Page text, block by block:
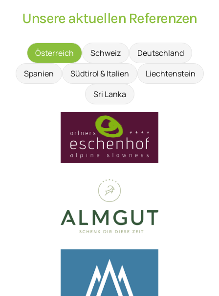
Unsere aktuellen Referenzen
Österreich Schweiz
Deutschland
Spanien
Südtirol & Italien
Liechtenstein
Sri Lanka